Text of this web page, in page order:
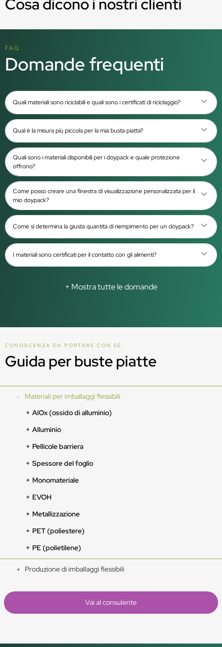
FAQ
Domande frequenti
Quali materiali sono riciclabili e quali sono i certificati di riciclaggio?
Qual è la misura più piccola per la mia busta piatta?
Quali sono i materiali disponibili per i doypack e quale protezione
offrono?
Come posso creare una finestra di visualizzazione personalizzata per il
mio doypack?
Come si determina la giusta quantità di riempimento per un doypack?
I materiali sono certificati per il contatto con gli alimenti?
+ Mostra tutte le domande
CONOSCENZA DA PORTARE CON SÉ
Guida per buste piatte
Materiali per imballaggi flessibili
AlOx (ossido di alluminio)
Alluminio
Pellicole barriera
Spessore del foglio
Monomateriale
EVOH
Metallizzazione
PET (poliestere)
PE (polietilene)
Produzione di imballaggi flessibili
Vai al consulente